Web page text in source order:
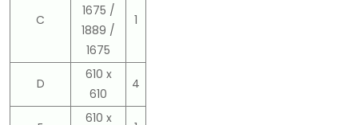
C
1675 /
1889 /
1675
1
D
610 x
610
4
610 x